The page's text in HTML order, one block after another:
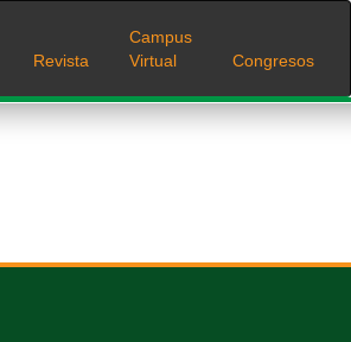
Revista
Campus
Virtual
Congresos